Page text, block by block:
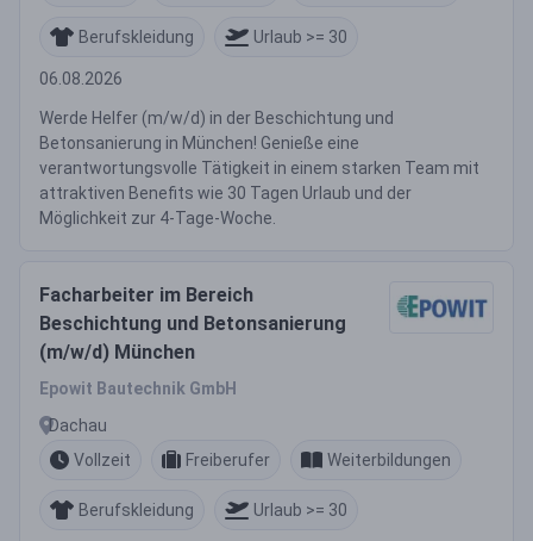
Berufskleidung Urlaub >= 30
06.08.2026
Werde Helfer (m/w/d) in der Beschichtung und
Betonsanierung in München! Genieße eine
verantwortungsvolle Tätigkeit in einem starken Team mit
attraktiven Benefits wie 30 Tagen Urlaub und der
Möglichkeit zur 4-Tage-Woche.
Facharbeiter im Bereich
Beschichtung und Betonsanierung
(m/w/d) München
Epowit Bautechnik GmbH
Dachau
Vollzeit
Freiberufer Weiterbildungen
Berufskleidung Urlaub >= 30